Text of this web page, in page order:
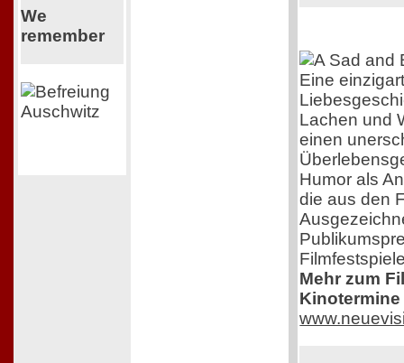
We
remember
Eine
Lachen und
einen
Humor als
die aus den
Mehr zum